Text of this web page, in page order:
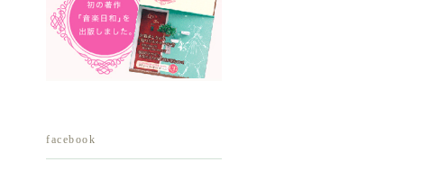
facebook